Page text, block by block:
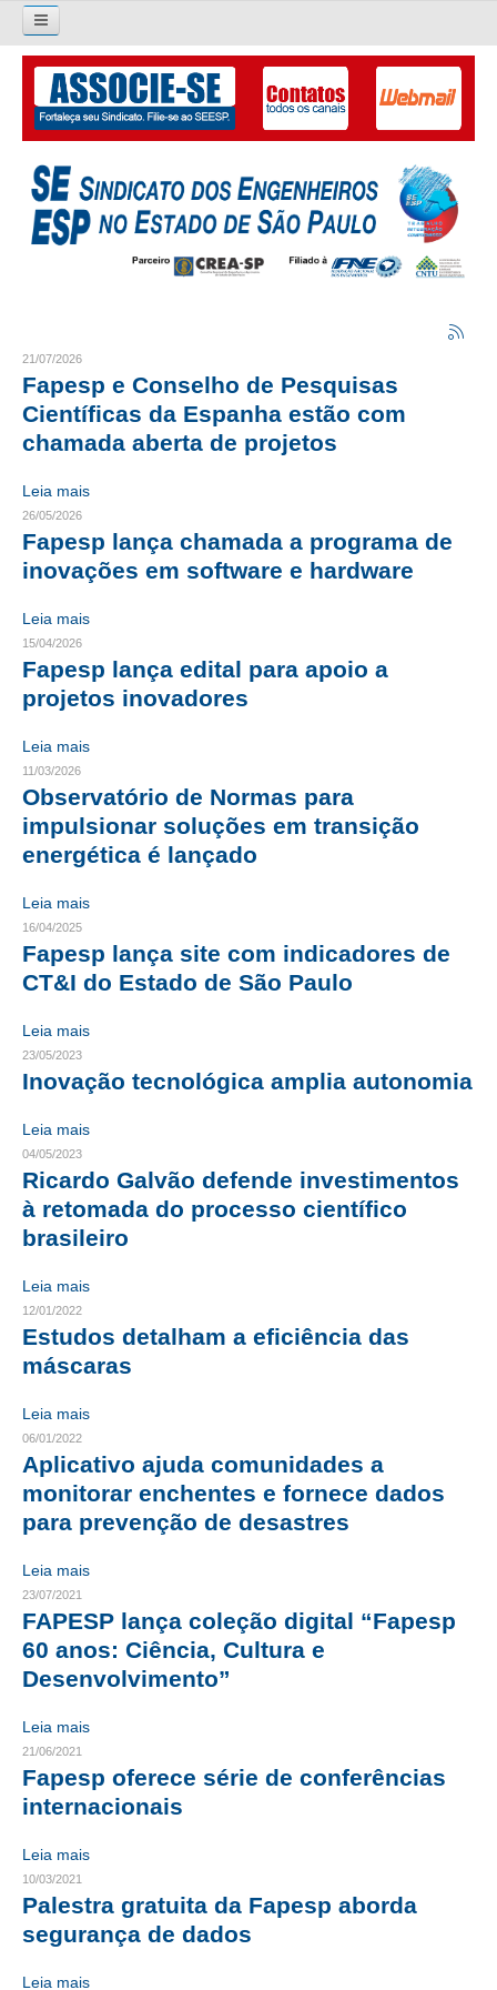
Pesquisar...
O SINDICATO
APRESENTAÇÃO
PALAVRA DO PRESIDENTE
LIVRO GESTÃO 2026-2029
SUBSEDES SINDICAIS
GALERIA EX-PRESIDENTES
ORGANOGRAMA
CRESCE BRASIL
CONSELHO TECNOLÓGICO
HISTÓRICO E ATUAÇÃO
COMPOSIÇÃO
PERSONALIDADES DA TECNOLOGIA
NÚCLEO DA MULHER ENGENHEIRA
TRANSPARÊNCIA
JURÍDICO
CONSULTORIA
ACORDOS, CONVENÇÕES E DISSÍDIOS
CONTRIBUIÇÕES
CONTRIBUIÇÃO ASSISTENCIAL
CONTRIBUIÇÃO ASSOCIATIVA OU ANUIDADE DE SÓCIO
CONTRIBUIÇÃO SINDICAL URBANA
REVISÃO DE APOSENTADORIA
FGTS CORREÇÃO
LEI 5.194/1966 – REGULAMENTAÇÃO DA PROFISSÃO
LEI 6.496/1977 – ART
RES 1.002/2002 – CÓDIGO DE ÉTICA
HOMOLOGAÇÕES
PISO SALARIAL
FIQUE POR DENTRO
EMPREGO E ESTÁGIO
CARREIRA
AUTÔNOMOS E SERVIÇOS
NEWSLETTER
21/07/2026
Fapesp e Conselho de Pesquisas
Científicas da Espanha estão com
chamada aberta de projetos
Leia mais
26/05/2026
Fapesp lança chamada a programa de
inovações em software e hardware
Leia mais
15/04/2026
Fapesp lança edital para apoio a
projetos inovadores
Leia mais
11/03/2026
Observatório de Normas para
impulsionar soluções em transição
energética é lançado
Leia mais
16/04/2025
Fapesp lança site com indicadores de
CT&I do Estado de São Paulo
Leia mais
23/05/2023
Inovação tecnológica amplia autonomia
Leia mais
04/05/2023
Ricardo Galvão defende investimentos
à retomada do processo científico
brasileiro
Leia mais
12/01/2022
Estudos detalham a eficiência das
máscaras
Leia mais
06/01/2022
Aplicativo ajuda comunidades a
monitorar enchentes e fornece dados
para prevenção de desastres
Leia mais
23/07/2021
FAPESP lança coleção digital “Fapesp
60 anos: Ciência, Cultura e
Desenvolvimento”
Leia mais
21/06/2021
Fapesp oferece série de conferências
internacionais
Leia mais
10/03/2021
Palestra gratuita da Fapesp aborda
segurança de dados
Leia mais